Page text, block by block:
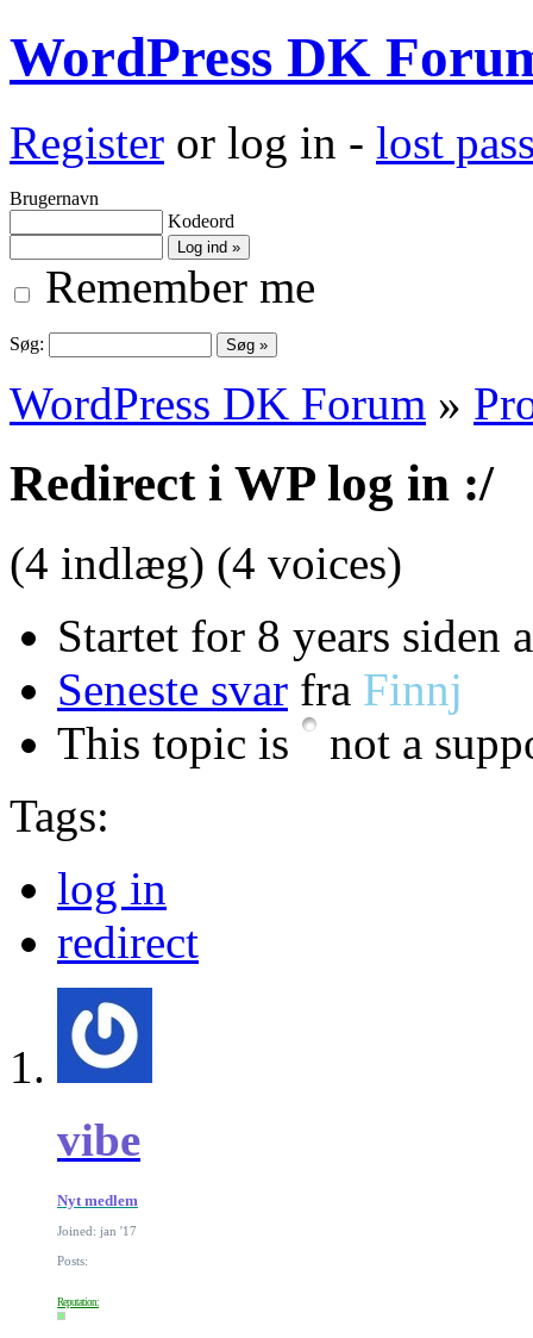
WordPress DK
Register or log in - lost
Brugernavn
Kodeord
Remember me
Søg:
WordPress DK Forum »
Redirect i WP log in :/
(4 indlæg) (4 voices)
Startet for 8 years siden
Seneste svar fra Finnj
This topic is
not a
Tags:
log in
redirect
vibe
Nyt medlem
Joined: jan '17
Posts:
Reputation: